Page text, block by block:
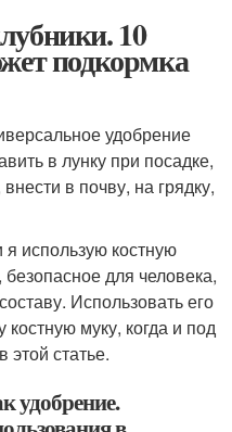
10
подкормка
удобрение
в лунку при посадке,
в почву, на грядку,
я использую костную
для человека,
Использовать его
муку, когда и под
этой статье.